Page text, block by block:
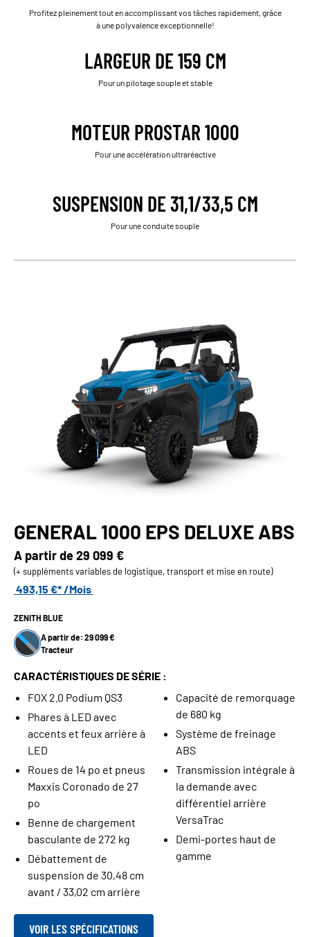
Profitez pleinement tout en accomplissant vos tâches rapidement, grâce
à une polyvalence exceptionnelle!
LARGEUR DE 159 CM
Pour un pilotage souple et stable
MOTEUR PROSTAR 1000
Pour une accélération ultraréactive
SUSPENSION DE 31,1/33,5 CM
Pour une conduite souple
GENERAL 1000 EPS DELUXE ABS
A partir de29 099 €
(+ suppléments variables de logistique, transport et mise en route)
493,15 €* /Mois
ZENITH BLUE
A partir de: 29 099 €
Tracteur
CARACTÉRISTIQUES DE SÉRIE :
FOX 2.0 Podium QS3
Phares à LED avec
accents et feux arrière à
LED
Roues de 14 po et pneus
Maxxis Coronado de 27
po
Benne de chargement
basculante de 272 kg
Débattement de
suspension de 30,48 cm
avant / 33,02 cm arrière
Capacité de remorquage
de 680 kg
Système de freinage
ABS
Transmission intégrale à
la demande avec
différentiel arrière
VersaTrac
Demi-portes haut de
gamme
VOIR LES SPÉCIFICATIONS